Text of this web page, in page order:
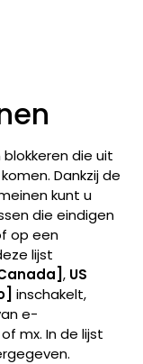
die uit
Dankzij de
kunt u
die eindigen
op een
lijst
, US
inschakelt,
e-
mx. In de lijst